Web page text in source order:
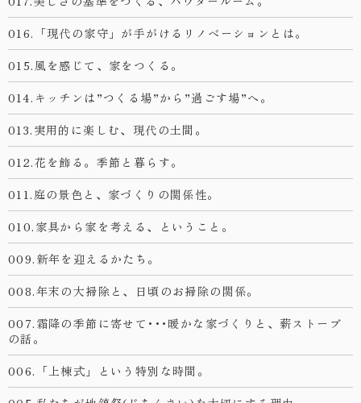
016.「現代の家守」が手がけるリノベーションとは。
015.風を感じて、家をつくる。
014.キッチンは”つくる場”から”過ごす場”へ。
013.実用的に楽しむ、現代の土間。
012.花を飾る。季節と暮らす。
011.庭の景色と、家づくりの関係性。
010.家具から家を考える、ということ。
009.新年を迎えるかたち。
008.年末の大掃除と、日頃のお掃除の関係。
007.霜降の季節に寄せて･･･暖かな家づくりと、薪ストーブ
の話。
006.「上棟式」という特別な時間。